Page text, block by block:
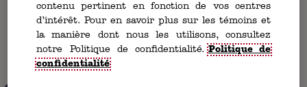
Fièvre et
frissons
Douleurs et
courbatures
J’ai mal partout
contenu pertinent en fonction de vos centres
d’intérêt. Pour en savoir plus sur les témoins et
la manière dont nous les utilisons, consultez
notre Politique de confidentialité. Politique de
confidentialité